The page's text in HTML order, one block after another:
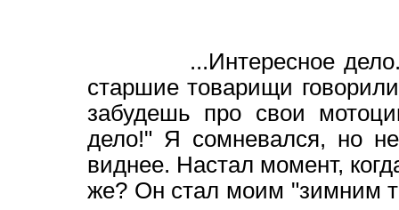
...Интересное дело.
старшие товарищи
забудешь про свои
дело!" Я сомневался, но
виднее. Настал момент,
же? Он стал моим "зимним